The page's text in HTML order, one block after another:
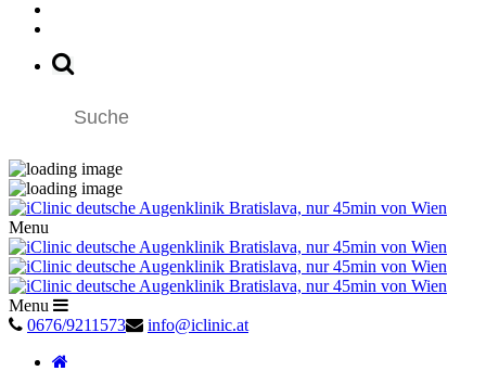
Menu
Menu
0676/9211573
info@iclinic.at